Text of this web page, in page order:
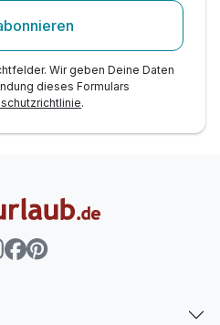
Wir geben Deine Daten
dieses Formulars
.